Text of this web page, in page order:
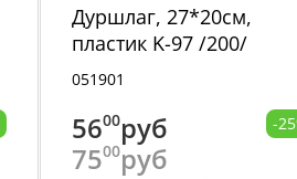
Дуршлаг, 27*20см,
пластик K-97 /200/
051901
5600руб
7500руб
-